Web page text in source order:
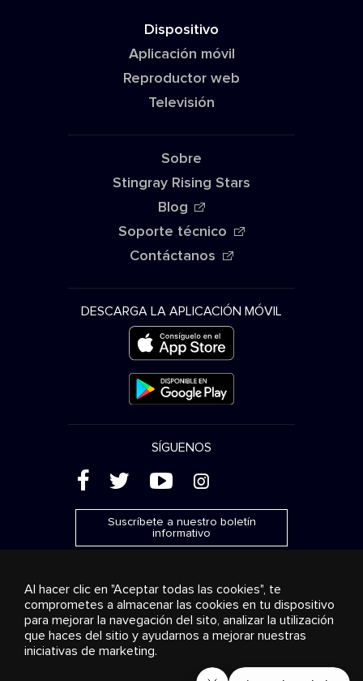
Dispositivo
Aplicación móvil
Reproductor web
Televisión
Sobre
Stingray Rising Stars
Blog
Soporte técnico
Contáctanos
DESCARGA LA APLICACIÓN MÓVIL
SÍGUENOS
( ' + &
Suscríbete a nuestro boletín
informativo
Publicidad Transmisión y distribución
Productos de
consumo
Soluciones empresariales Radio
Sobre
nosotros
Al hacer clic en "Aceptar todas las cookies", te
comprometes a almacenar las cookies en tu dispositivo
para mejorar la navegación del sito, analizar la utilización
que haces del sitio y ayudarnos a mejorar nuestras
iniciativas de marketing.